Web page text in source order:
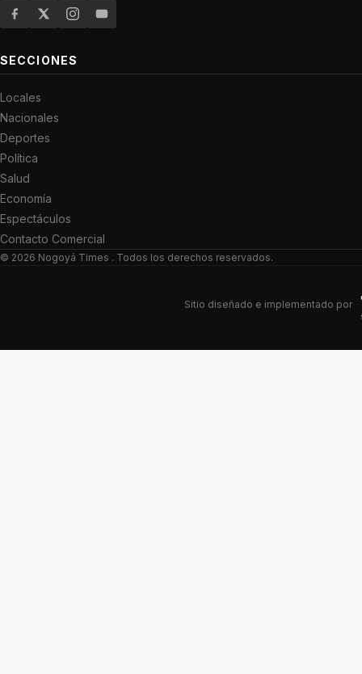
SECCIONES
Locales
Nacionales
Deportes
Política
Salud
Economía
Espectáculos
Contacto Comercial
© 2026 Nogoyá Times . Todos los derechos reservados.
Sitio diseñado e implementado por